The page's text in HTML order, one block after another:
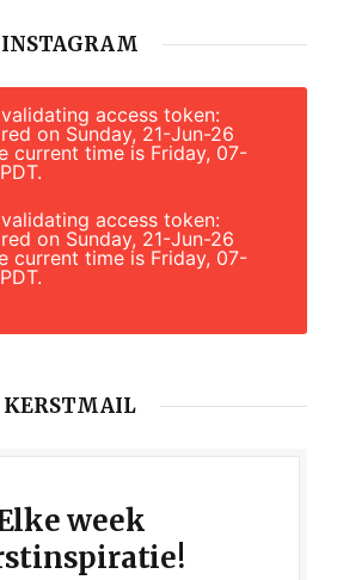
INSTAGRAM
access token:
on Sunday, 21-Jun-26
current time is Friday, 07-
access token:
on Sunday, 21-Jun-26
current time is Friday, 07-
KERSTMAIL
week